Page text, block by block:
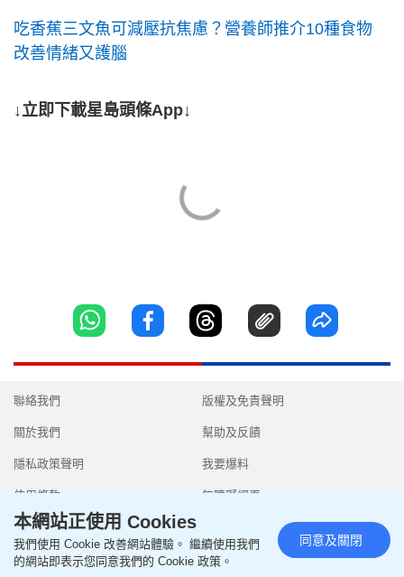
吃香蕉三文魚可減壓抗焦慮？營養師推介10種食物
改善情緒又護腦
↓立即下載星島頭條App↓
聯絡我們
關於我們
隱私政策聲明
使用條款
版權及免責聲明
幫助及反饋
我要爆料
無障礙網頁
Copyright © 2026 SingTao Ltd.All rights reserved.
本網站正使用 Cookies
我們使用 Cookie 改善網站體驗。 繼續使用我們
的網站即表示您同意我們的 Cookie 政策。
同意及關閉